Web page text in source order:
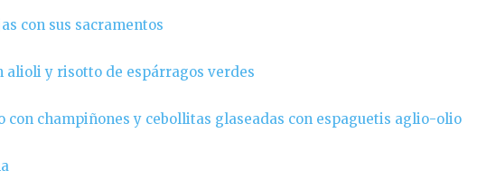
con sus sacramentos
alioli y risotto de espárragos verdes
con champiñones y cebollitas glaseadas con espaguetis aglio-olio